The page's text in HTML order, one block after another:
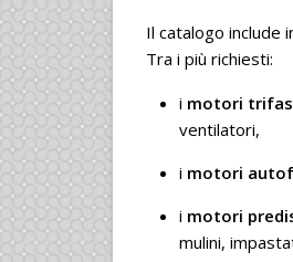
Il catalogo include
Tra i più richiesti:
i motori
ventilatori,
i motori
i motori
mulini,